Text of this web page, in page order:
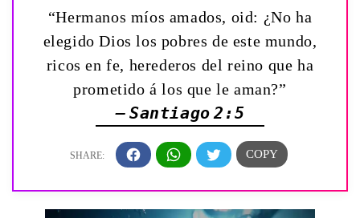
“Hermanos míos amados, oid: ¿No ha
elegido Dios los pobres de este mundo,
ricos en fe, herederos del reino que ha
prometido á los que le aman?”
— Santiago 2:5